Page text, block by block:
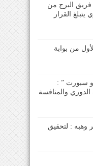
البرج من
يتبلغ القرار
من بوابة
سبورت ” :
والمنافسة
وهبه : لتحقيق